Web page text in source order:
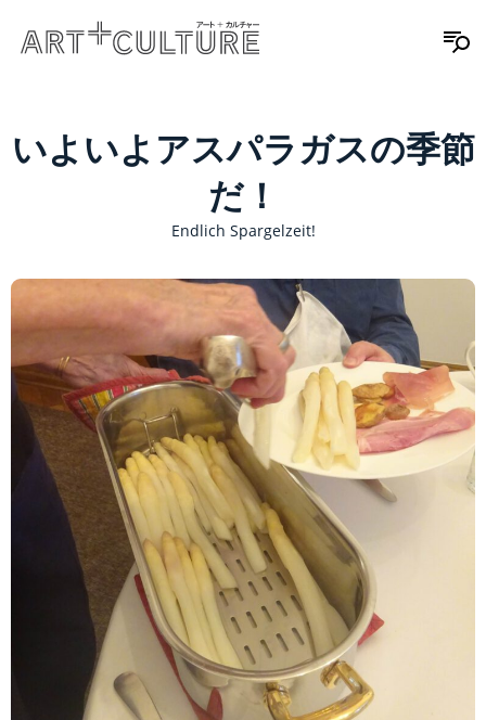
いよいよアスパラガスの季節
だ！
Endlich Spargelzeit!